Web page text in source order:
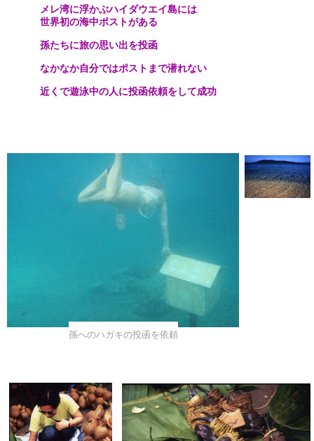
孫へのハガキの投函を依頼
メレ湾に浮かぶハイダウエイ島には
世界初の海中ポストがある
孫たちに旅の思い出を投函
なかなか自分ではポストまで潜れない
近くで遊泳中の人に投函依頼をして成功